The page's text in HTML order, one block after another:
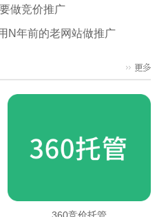
做竞价推广
N年前的老网站做推广